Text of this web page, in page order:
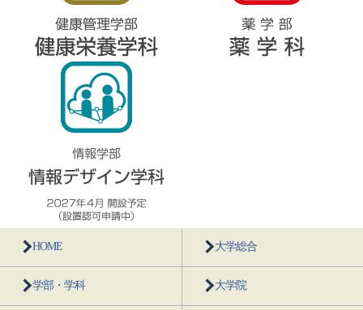
HOME 大学総合
学部・学科 大学院